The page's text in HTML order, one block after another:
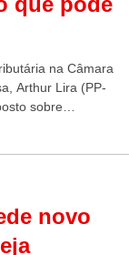
na Câmara
Arthur Lira (PP-
sobre
novo